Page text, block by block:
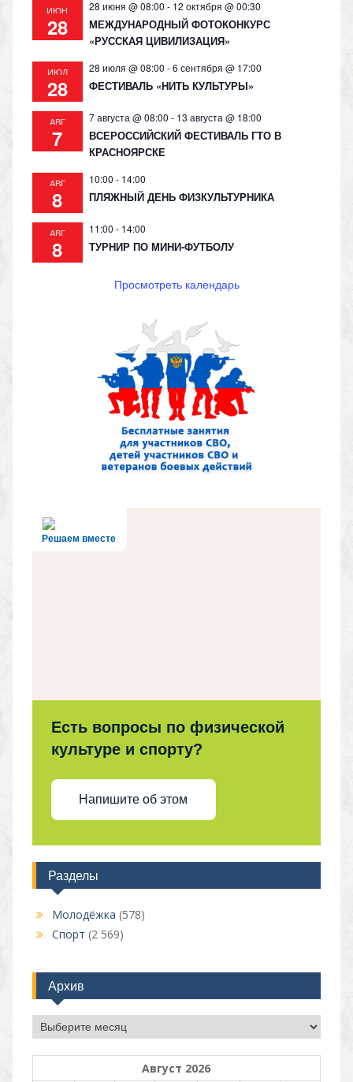
ИЮН
28
28 июня @ 08:00 - 12 октября @ 00:30
МЕЖДУНАРОДНЫЙ ФОТОКОНКУРС
«РУССКАЯ ЦИВИЛИЗАЦИЯ»
ИЮЛ
28
28 июля @ 08:00 -6 сентября @ 17:00
ФЕСТИВАЛЬ «НИТЬ КУЛЬТУРЫ»
АВГ
7
7 августа @ 08:00 - 13 августа @ 18:00
ВСЕРОССИЙСКИЙ ФЕСТИВАЛЬ ГТО В
КРАСНОЯРСКЕ
АВГ
8
10:00 - 14:00
ПЛЯЖНЫЙ ДЕНЬ ФИЗКУЛЬТУРНИКА
АВГ
8
11:00 - 14:00
ТУРНИР ПО МИНИ-ФУТБОЛУ
Просмотреть календарь
Решаем вместе
Есть вопросы по физической
культуре и спорту?
Напишите об этом
Разделы
Молодёжка (578)
Спорт (2 569)
Архив
Архив
Август 2026